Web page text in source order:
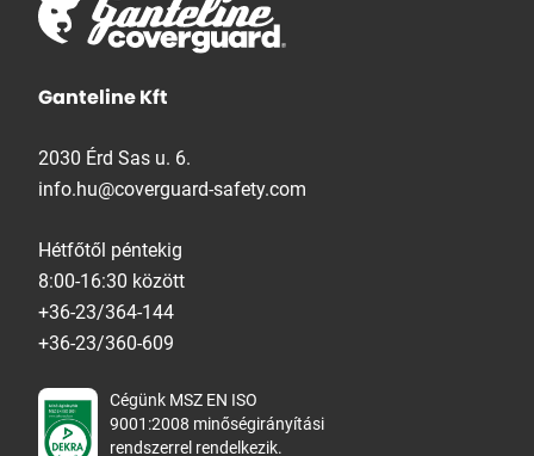
Ganteline Kft
2030 Érd Sas u. 6.
info.hu@coverguard-safety.com
Hétfőtől péntekig
8:00-16:30 között
+36-23/364-144
+36-23/360-609
Cégünk MSZ EN ISO
9001:2008 minőségirányítási
rendszerrel rendelkezik.